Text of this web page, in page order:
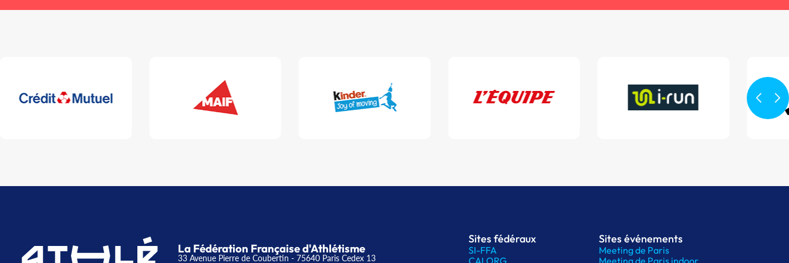
La Fédération Française d'Athlétisme
33 Avenue Pierre de Coubertin - 75640 Paris Cedex 13
Sites fédéraux
SI-FFA
Sites événements
Meeting de Paris